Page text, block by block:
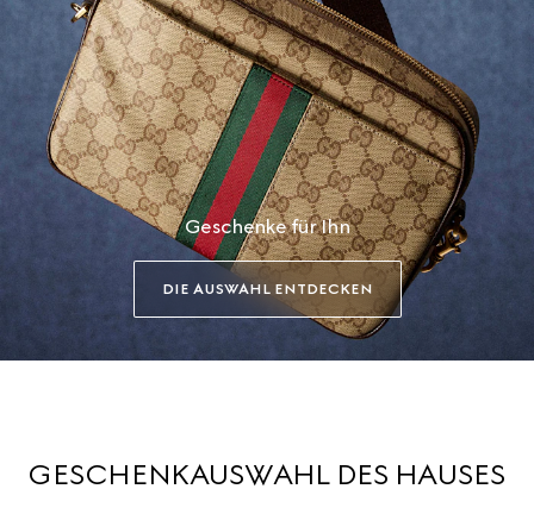
Geschenke für Ihn
DIE AUSWAHL ENTDECKEN
GESCHENKAUSWAHL DES HAUSES